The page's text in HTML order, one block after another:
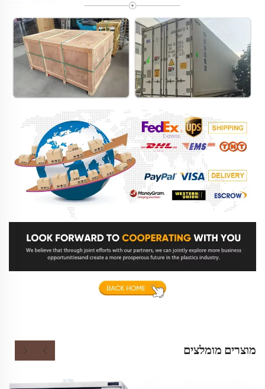
מוצרים מומלצים